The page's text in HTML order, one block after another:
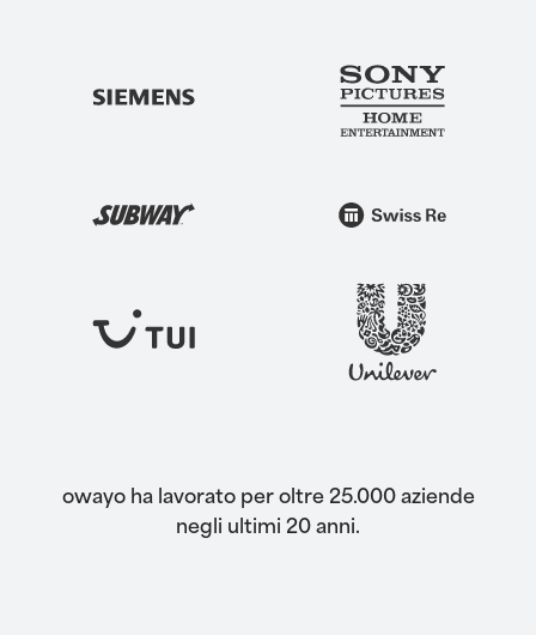
owayo ha lavorato per oltre 25.000 aziende
negli ultimi 20 anni.